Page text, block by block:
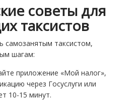
советы для
таксистов
самозанятым таксистом,
шагам:
приложение «Мой налог»,
через Госуслуги или
10-15 минут.